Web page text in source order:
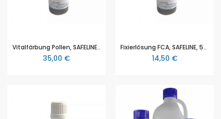
Vitalfärbung Pollen, SAFELINE, 25mk, für Histologie und/oder Zytologie zum Färben von vermehrungsfähigen und abgestorbenen Pollen
35,00 €
Fixierlösung FCA, SAFELINE, 50ml, für Histologie und/oder Zytologie zum Fixieren von botanischen Proben
14,50 €